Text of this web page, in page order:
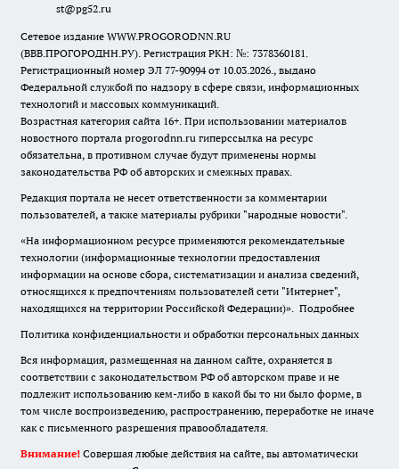
st@pg52.ru
Сетевое издание WWW.PROGORODNN.RU
(ВВВ.ПРОГОРОДНН.РУ). Регистрация РКН: №: 7378360181.
Регистрационный номер ЭЛ 77-90994 от 10.03.2026., выдано
Федеральной службой по надзору в сфере связи, информационных
технологий и массовых коммуникаций.
Возрастная категория сайта 16+. При использовании материалов
новостного портала progorodnn.ru гиперссылка на ресурс
обязательна, в противном случае будут применены нормы
законодательства РФ об авторских и смежных правах.
Редакция портала не несет ответственности за комментарии
пользователей, а также материалы рубрики "народные новости".
«На информационном ресурсе применяются рекомендательные
технологии (информационные технологии предоставления
информации на основе сбора, систематизации и анализа сведений,
относящихся к предпочтениям пользователей сети "Интернет",
находящихся на территории Российской Федерации)». Подробнее
Политика конфиденциальности и обработки персональных данных
Вся информация, размещенная на данном сайте, охраняется в
соответствии с законодательством РФ об авторском праве и не
подлежит использованию кем-либо в какой бы то ни было форме, в
том числе воспроизведению, распространению, переработке не иначе
как с письменного разрешения правообладателя.
Внимание! Совершая любые действия на сайте, вы автоматически